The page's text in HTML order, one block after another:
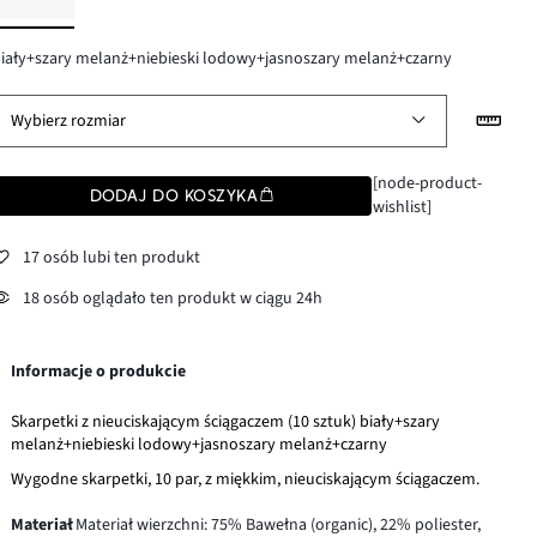
melanż+niebieski lodowy+jasnoszary melanż+czarny
Wybierz rozmiar
DODAJ DO KOSZYKA
[node-product-
wishlist]
17 osób lubi ten produkt
18 osób oglądało ten produkt w ciągu 24h
Informacje o produkcie
Skarpetki z nieuciskającym ściągaczem (10 sztuk) biały+szary
melanż+niebieski lodowy+jasnoszary melanż+czarny
Wygodne skarpetki, 10 par, z miękkim, nieuciskającym ściągaczem.
MateriałMateriał wierzchni: 75% Bawełna (organic), 22% poliester,